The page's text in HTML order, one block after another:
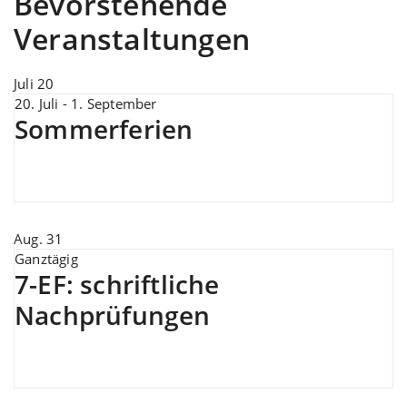
Veranstaltungen
Juli 20
20. Juli - 1. September
Sommerferien
Aug. 31
Ganztägig
7-EF: schriftliche
Nachprüfungen